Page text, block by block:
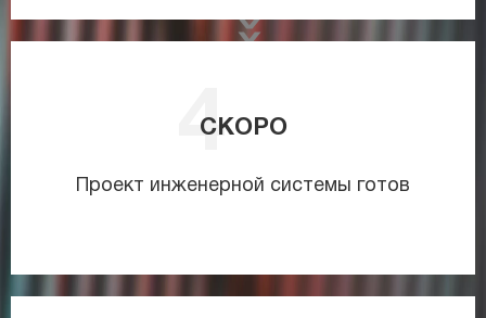
СКОРО
Проект инженерной системы готов